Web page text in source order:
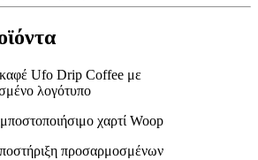
χαρτί Woop
προσαρμοσμένων